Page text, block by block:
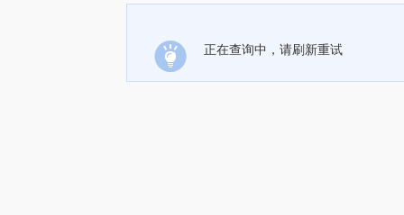
正在查询中，请刷新重试